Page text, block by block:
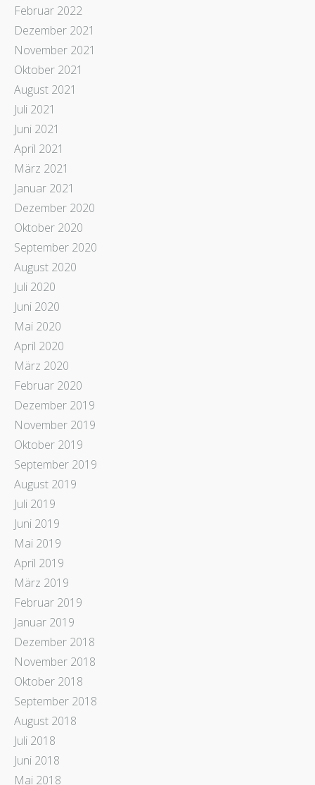
Februar 2022
Dezember 2021
November 2021
Oktober 2021
August 2021
Juli 2021
Juni 2021
April 2021
März 2021
Januar 2021
Dezember 2020
Oktober 2020
September 2020
August 2020
Juli 2020
Juni 2020
Mai 2020
April 2020
März 2020
Februar 2020
Dezember 2019
November 2019
Oktober 2019
September 2019
August 2019
Juli 2019
Juni 2019
Mai 2019
April 2019
März 2019
Februar 2019
Januar 2019
Dezember 2018
November 2018
Oktober 2018
September 2018
August 2018
Juli 2018
Juni 2018
Mai 2018